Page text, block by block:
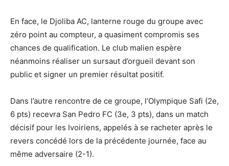
En face, le Djoliba AC, lanterne rouge du groupe avec
zéro point au compteur, a quasiment compromis ses
chances de qualification. Le club malien espère
néanmoins réaliser un sursaut d’orgueil devant son
public et signer un premier résultat positif.
Dans l’autre rencontre de ce groupe, l’Olympique Safi (2e,
6 pts) recevra San Pedro FC (3e, 3 pts), dans un match
décisif pour les Ivoiriens, appelés à se racheter après le
revers concédé lors de la précédente journée, face au
même adversaire (2-1).